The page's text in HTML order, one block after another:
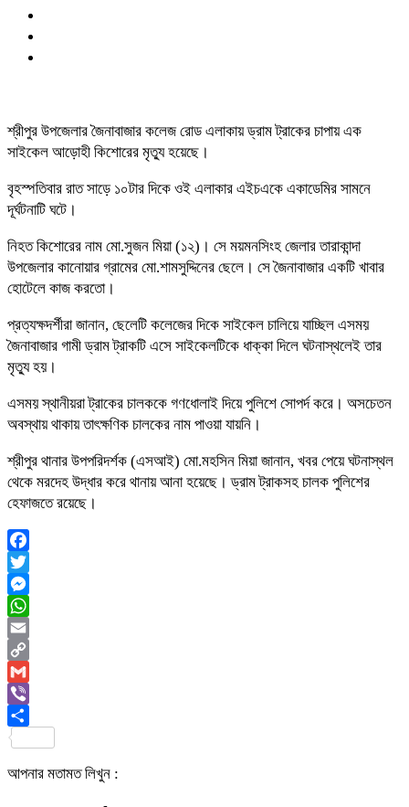
শ্রীপুর উপজেলার জৈনাবাজার কলেজ রোড এলাকায় ড্রাম ট্রাকের চাপায় এক
সাইকেল আড়োহী কিশোরের মৃত্যু হয়েছে।
বৃহস্পতিবার রাত সাড়ে ১০টার দিকে ওই এলাকার এইচএকে একাডেমির সামনে
দূর্ঘটনাটি ঘটে।
নিহত কিশোরের নাম মো.সুজন মিয়া (১২)। সে ময়মনসিংহ জেলার তারাকান্দা
উপজেলার কানোয়ার গ্রামের মো.শামসুদ্দিনের ছেলে। সে জৈনাবাজার একটি খাবার
হোটেলে কাজ করতো।
প্রত্যক্ষদর্শীরা জানান, ছেলেটি কলেজের দিকে সাইকেল চালিয়ে যাচ্ছিল এসময়
জৈনাবাজার গামী ড্রাম ট্রাকটি এসে সাইকেলটিকে ধাক্কা দিলে ঘটনাস্থলেই তার
মৃত্যু হয়।
এসময় স্থানীয়রা ট্রাকের চালককে গণধোলাই দিয়ে পুলিশে সোপর্দ করে। অসচেতন
অবস্থায় থাকায় তাৎক্ষণিক চালকের নাম পাওয়া যায়নি।
শ্রীপুর থানার উপপরিদর্শক (এসআই) মো.মহসিন মিয়া জানান, খবর পেয়ে ঘটনাস্থল
থেকে মরদেহ উদ্ধার করে থানায় আনা হয়েছে। ড্রাম ট্রাকসহ চালক পুলিশের
হেফাজতে রয়েছে।
Facebook
Twitter
Messenger
WhatsApp
Email
Copy
Link
Gmail
Viber
আপনার মতামত লিখুন :